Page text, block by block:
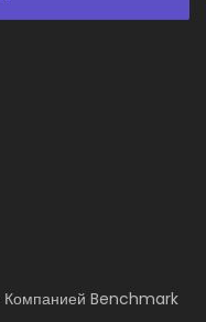
Компанией Benchmark